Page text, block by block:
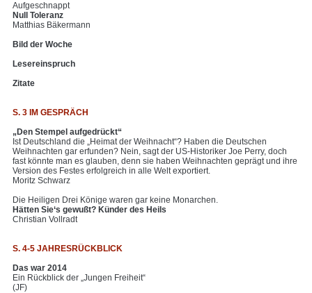
Aufgeschnappt
Null Toleranz
Matthias Bäkermann
Bild der Woche
Lesereinspruch
Zitate
S. 3 IM GESPRÄCH
„Den Stempel aufgedrückt“
Ist Deutschland die „Heimat der Weihnacht“? Haben die Deutschen
Weihnachten gar erfunden? Nein, sagt der US-Historiker Joe Perry, doch
fast könnte man es glauben, denn sie haben Weihnachten geprägt und ihre
Version des Festes erfolgreich in alle Welt exportiert.
Moritz Schwarz
Die Heiligen Drei Könige waren gar keine Monarchen.
Hätten Sie‘s gewußt? Künder des Heils
Christian Vollradt
S. 4-5 JAHRESRÜCKBLICK
Das war 2014
Ein Rückblick der „Jungen Freiheit“
(JF)